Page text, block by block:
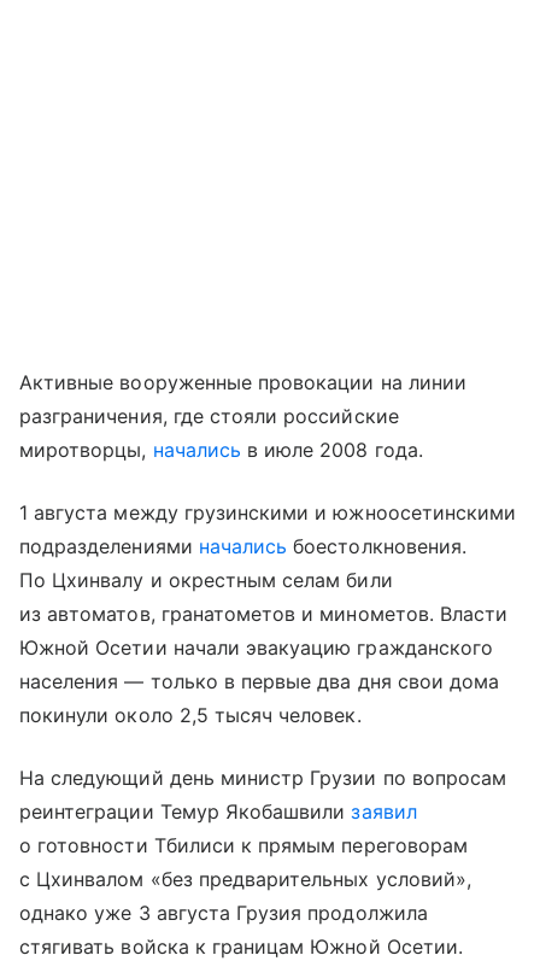
Активные вооруженные провокации на линии
разграничения, где стояли российские
миротворцы, начались в июле 2008 года.
1 августа между грузинскими и южноосетинскими
подразделениями начались боестолкновения.
По Цхинвалу и окрестным селам били
из автоматов, гранатометов и минометов. Власти
Южной Осетии начали эвакуацию гражданского
населения — только в первые два дня свои дома
покинули около 2,5 тысяч человек.
На следующий день министр Грузии по вопросам
реинтеграции Темур Якобашвилизаявил
о готовности Тбилиси к прямым переговорам
с Цхинвалом «без предварительных условий»,
однако уже 3 августа Грузия продолжила
стягивать войска к границам Южной Осетии.